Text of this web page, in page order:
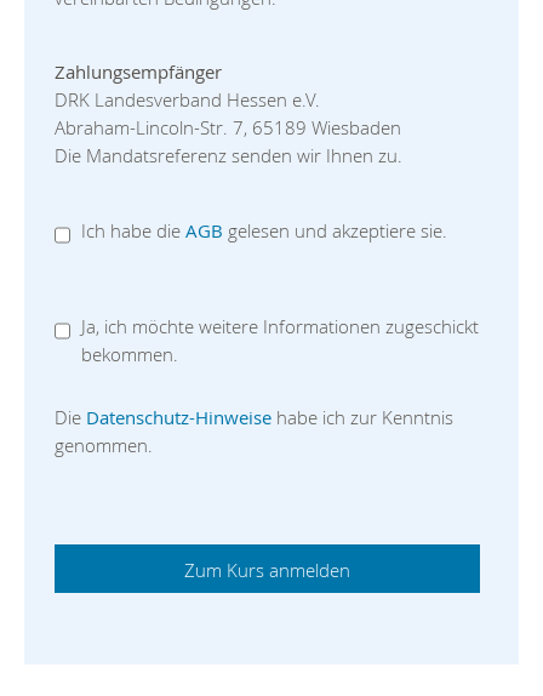
Zahlungsempfänger
DRK Landesverband Hessen e.V.
Abraham-Lincoln-Str. 7, 65189 Wiesbaden
Die Mandatsreferenz senden wir Ihnen zu.
Ich habe dieAGB gelesen und akzeptiere sie.
Ja, ich möchte weitere Informationen zugeschickt
bekommen.
Die Datenschutz-Hinweise habe ich zur Kenntnis
genommen.